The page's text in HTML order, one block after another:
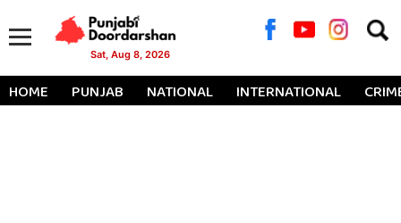
Sat, Aug 8, 2026
for:
HOME PUNJAB NATIONAL INTERNATIONAL